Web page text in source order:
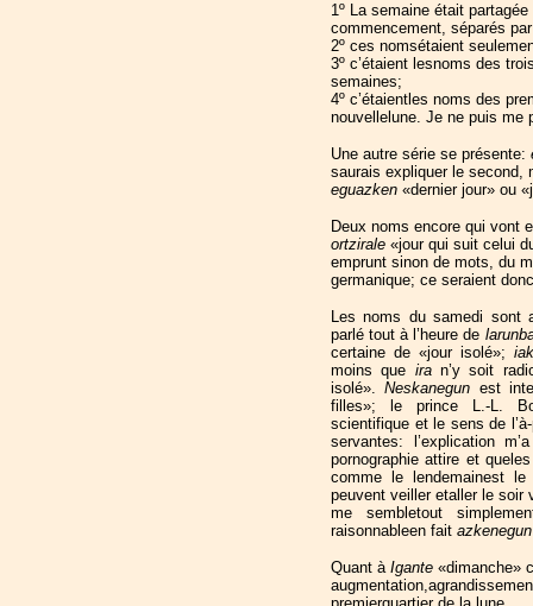
1º La semaine était
commencement, séparés
2º ces nomsétaient
3º c’étaient lesnoms des
semaines;
4º c’étaientles noms des
nouvellelune. Je ne puis me
Une autre série se présente:
saurais expliquer le second,
eguazken «dernier jour» ou
Deux noms encore qui vont
ortzirale «jour qui suit celui
emprunt sinon de mots, du
germanique; ce seraient
Les noms du samedi sont
parlé tout à l’heure de
certaine de «jour isolé»;
moins que iran’y soit
isolé».Neskanegun est
filles»; le prince L.-L.
scientifique et le sens de
servantes: l’explication
pornographie attire et
comme le lendemainest
peuvent veiller etaller le
me sembletout
raisonnableen fait
Quant à Igante «dimanche»